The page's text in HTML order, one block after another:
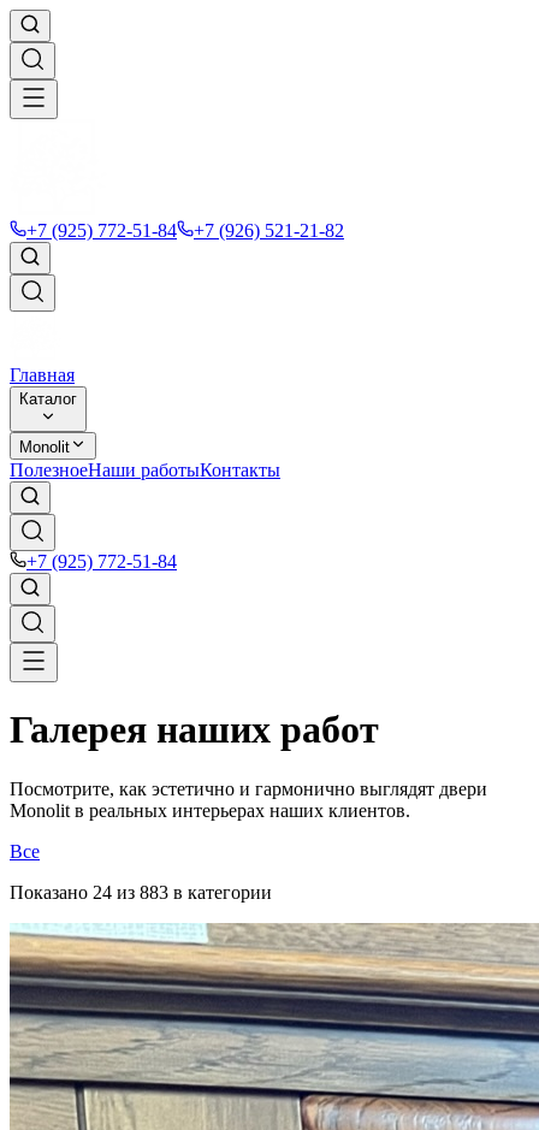
+7 (925) 772-51-84 +7 (926) 521-21-82
Главная
Каталог
Monolit
ПолезноеНаши работыКонтакты
+7 (925) 772-51-84
Галерея наших работ
Посмотрите, как эстетично и гармонично выглядят двери
Monolit в реальных интерьерах наших клиентов.
Все
Показано 24 из 883 в категории